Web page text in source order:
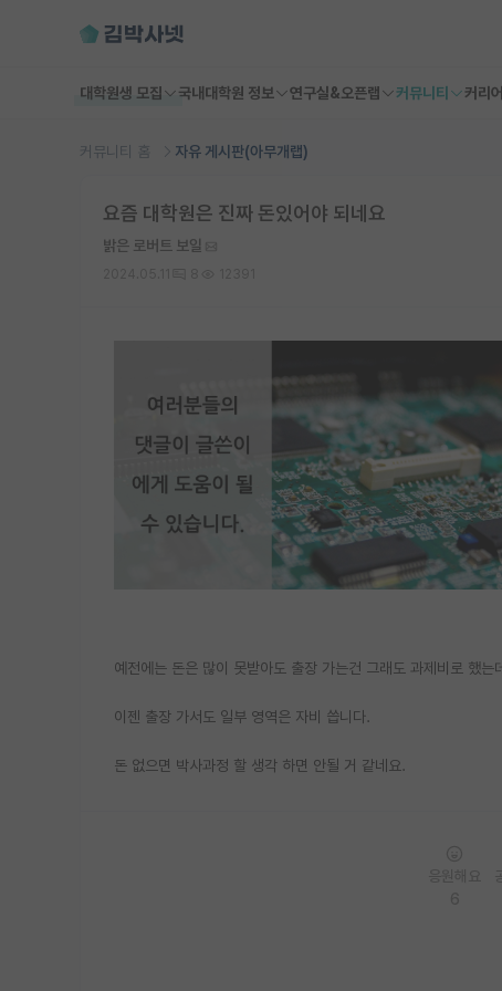
대학원생 모집 국내대학원 정보 연구실&오픈랩 커뮤니티 커리어
커뮤니티 홈 자유 게시판(아무개랩)
요즘 대학원은 진짜 돈있어야 되네요
밝은 로버트 보일
예전에는 돈은 많이 못받아도 출장 가는건 그래도 과제비로 했는데
이젠 출장 가서도 일부 영역은 자비 씁니다.
돈 없으면 박사과정 할 생각 하면 안될 거 같네요.